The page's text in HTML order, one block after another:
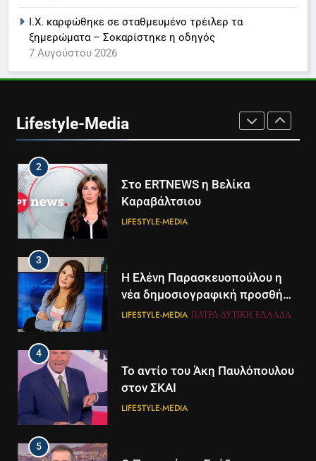
Ι.Χ. καρφώθηκε σε σταθμευμένο τρέιλερ τα
ξημερώματα – Σοκαρίστηκε η οδηγός
7 Αυγούστου 2026
Lifestyle-Media
Times μαζί σε μια νέα
συνδρομητική πρόταση
LIFESTYLE-MEDIA
1
LIFESTYLE-MEDIA
2
Στο ERTNEWS η Βελίκα
Καραβάλτσιου
LIFESTYLE-MEDIA
3
Η Ελένη Παρασκευοπούλου η
νέα δημοσιογραφική προσθήκη
του ΣΚΑΪ στην Πάτρα
LIFESTYLE-MEDIA ΠΆΤΡΑ-ΔΥΤΙΚΉ ΕΛΛΆΔΑ
4
Το αντίο του Άκη Παυλόπουλου
στον ΣΚΑΙ
LIFESTYLE-MEDIA
5
5